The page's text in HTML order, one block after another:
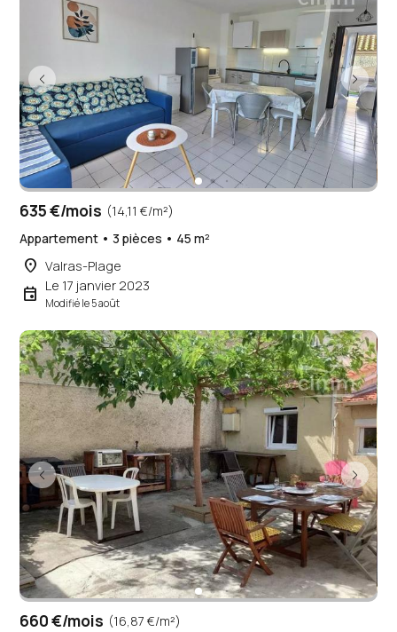
635 €/mois (14,11 €/m²)
Appartement • 3 pièces • 45 m²
place Valras-Plage
event Le 17 janvier 2023
Modifié le 5 août
660 €/mois (16,87 €/m²)